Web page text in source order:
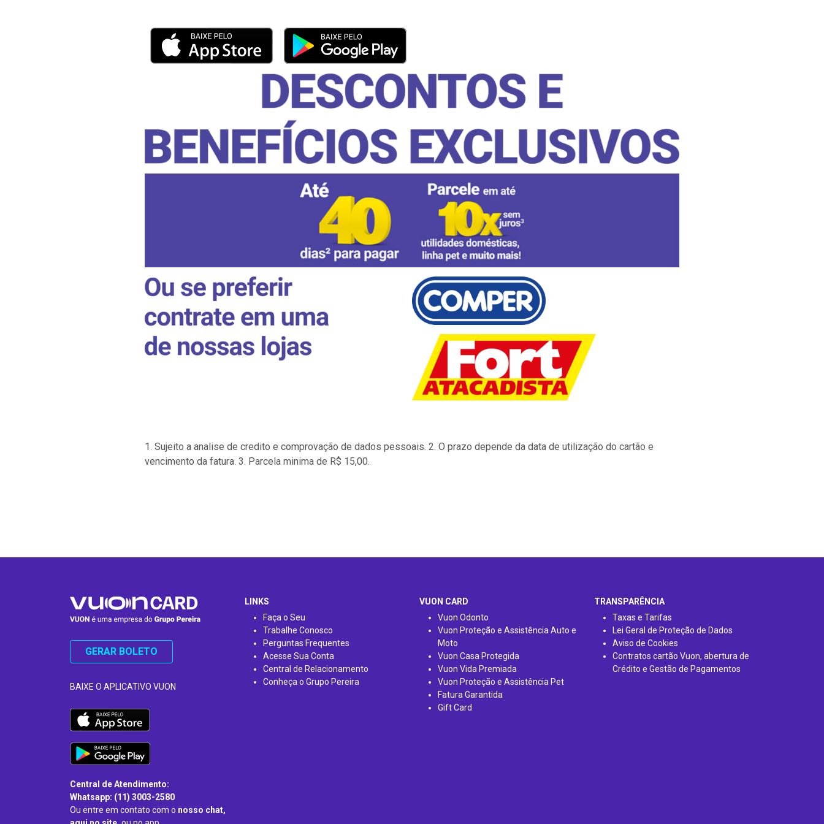
1. Sujeito a analise de credito e comprovação de dados pessoais. 2. O prazo depende da data de utilização do cartão e
vencimento da fatura. 3. Parcela minima de R$ 15,00.
GERAR BOLETO
BAIXE O APLICATIVO VUON
Central de Atendimento:
Whatsapp: (11) 3003-2580
Ou entre em contato com o nosso chat,
LINKS
Faça o Seu
Trabalhe Conosco
Perguntas Frequentes
Acesse Sua Conta
Central de Relacionamento
Conheça o Grupo Pereira
VUON CARD
Vuon Odonto
Vuon Proteção e Assistência Auto e
Moto
Vuon Casa Protegida
Vuon Vida Premiada
Vuon Proteção e Assistência Pet
Fatura Garantida
Gift Card
TRANSPARÊNCIA
Taxas e Tarifas
Lei Geral de Proteção de Dados
Aviso de Cookies
Contratos cartão Vuon, abertura de
Crédito e Gestão de Pagamentos